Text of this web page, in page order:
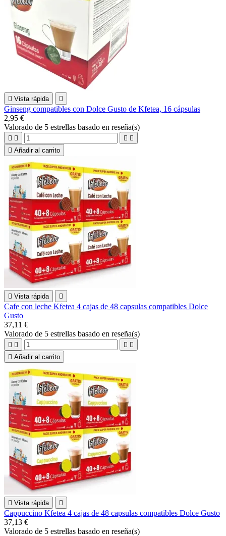
 Vista rápida 
Ginseng compatibles con Dolce Gusto de Kfetea, 16 cápsulas
2,95 €
Valorado de 5 estrellas basado en reseña(s)
   
 Añadir al carrito
 Vista rápida 
Cafe con leche Kfetea 4 cajas de 48 capsulas compatibles Dolce
Gusto
37,11 €
Valorado de 5 estrellas basado en reseña(s)
   
 Añadir al carrito
 Vista rápida 
Cappuccino Kfetea 4 cajas de 48 capsulas compatibles Dolce Gusto
37,13 €
Valorado de 5 estrellas basado en reseña(s)